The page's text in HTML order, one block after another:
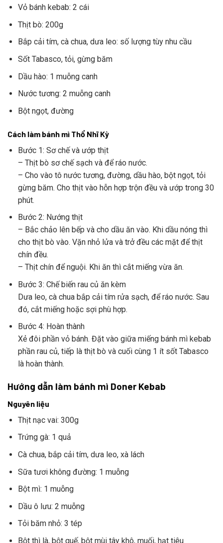
Vỏ bánh kebab: 2 cái
Thịt bò: 200g
Bắp cải tím, cà chua, dưa leo: số lượng tùy nhu cầu
Sốt Tabasco, tỏi, gừng băm
Dầu hào: 1 muỗng canh
Nước tương: 2 muỗng canh
Bột ngọt, đường
Cách làm bánh mì Thổ Nhĩ Kỳ
Bước 1: Sơ chế và ướp thịt
– Thịt bò sơ chế sạch và để ráo nước.
– Cho vào tô nước tương, đường, dầu hào, bột ngọt, tỏi
gừng băm. Cho thịt vào hỗn hợp trộn đều và ướp trong 30
phút.
Bước 2: Nướng thịt
– Bắc chảo lên bếp và cho dầu ăn vào. Khi dầu nóng thì
cho thịt bò vào. Vặn nhỏ lửa và trở đều các mặt để thịt
chín đều.
– Thịt chín để nguội. Khi ăn thì cắt miếng vừa ăn.
Bước 3: Chế biến rau củ ăn kèm
Dưa leo, cà chua bắp cải tím rửa sạch, để ráo nước. Sau
đó, cắt miếng hoặc sợi phù hợp.
Bước 4: Hoàn thành
Xẻ đôi phần vỏ bánh. Đặt vào giữa miếng bánh mì kebab
phần rau củ, tiếp là thịt bò và cuối cùng 1 ít sốt Tabasco
là hoàn thành.
Hướng dẫn làm bánh mì Doner Kebab
Nguyên liệu
Thịt nạc vai: 300g
Trứng gà: 1 quả
Cà chua, bắp cải tím, dưa leo, xà lách
Sữa tươi không đường: 1 muỗng
Bột mì: 1 muỗng
Dầu ô lưu: 2 muỗng
Tỏi băm nhỏ: 3 tép
Bột thì là, bột quế, bột mùi tây khô, muối, hạt tiêu